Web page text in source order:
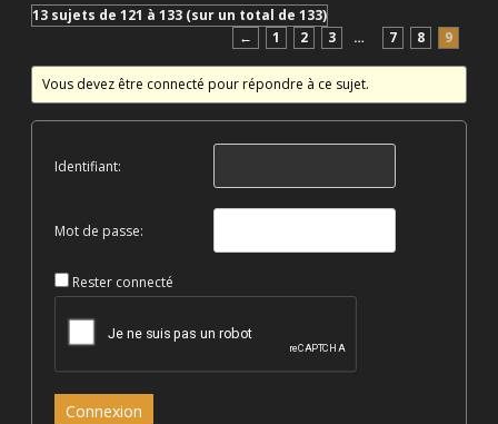
13 sujets de 121 à 133 (sur un total de 133)
←
1 2 3 … 7 8 9
Vous devez être connecté pour répondre à ce sujet.
Identifiant:
Mot de passe:
Rester connecté
Connexion